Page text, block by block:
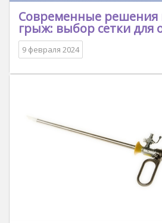
Современные решения
грыж: выбор сетки для
9 февраля 2024